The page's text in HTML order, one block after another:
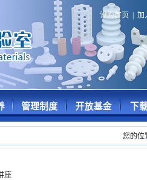
设为首页 加
管理制度 开放基金 下
您的位
座